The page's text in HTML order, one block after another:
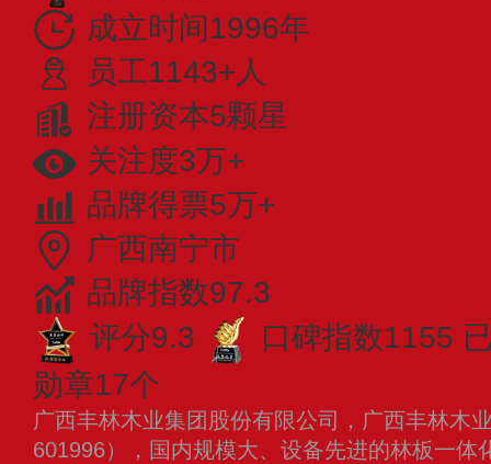
成立时间1996年
员工1143+人
注册资本5颗星
关注度3万+
品牌得票5万+
广西南宁市
品牌指数97.3
评分9.3
口碑指数1155
勋章17个
广西丰林木业集团股份有限公司，广西丰林木
601996），国内规模大、设备先进的林板一体